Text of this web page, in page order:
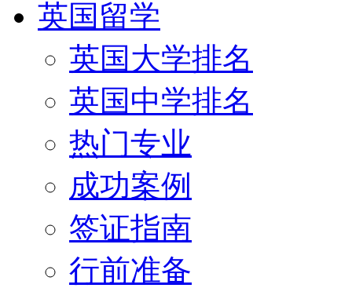
英国留学
英国大学排名
英国中学排名
热门专业
成功案例
签证指南
行前准备